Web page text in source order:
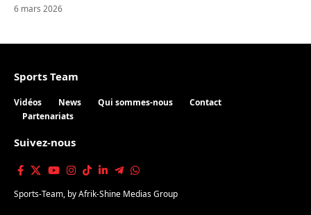
6 mars 2026
Sports Team
Vidéos News Qui sommes-nous
Contact
Partenariats
Suivez-nous
Sports-Team, byAfrik-Shine Medias Group